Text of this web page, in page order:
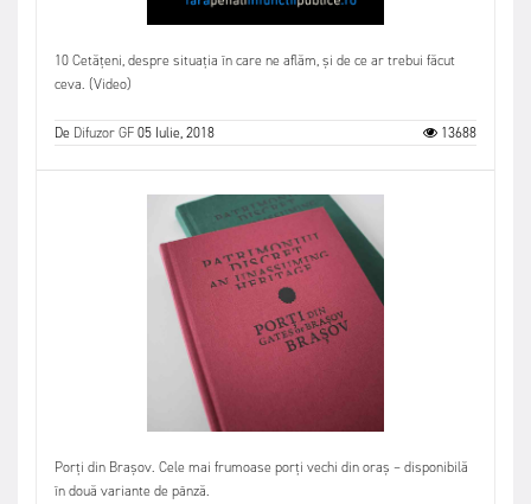
10 Cetățeni, despre situația în care ne aflăm, și de ce ar trebui făcut
ceva. (Video)
De Difuzor GF05 Iulie, 2018 13688
Porți din Brașov. Cele mai frumoase porți vechi din oraș – disponibilă
în două variante de pânză.